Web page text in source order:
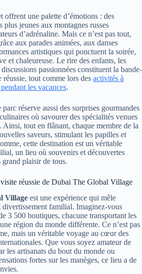
offrent une palette d’émotions : des
plus jeunes aux montagnes russes
d’adrénaline. Mais ce n’est pas tout,
aux parades animées, aux danses
artistiques qui ponctuent la soirée,
et chaleureuse. Le rire des enfants, les
passionnées constituent la bande-
réussie, tout comme lors des activités à
les vacances.
réserve aussi des surprises gourmandes
où savourer des spécialités venues
Ainsi, tout en flânant, chaque membre de la
saveurs, stimulant les papilles et
cette destination est un véritable
un lieu où souvenirs et découvertes
grand plaisir de tous.
réussie de Dubai The Global Village
Village est une expérience qui mêle
familial. Imaginez-vous
3 500 boutiques, chacune transportant les
région du monde différente. Ce n’est pas
mais un véritable voyage au cœur des
Que vous soyez amateur de
les artisanats du bout du monde ou
fortes sur les manèges, ce lieu a de